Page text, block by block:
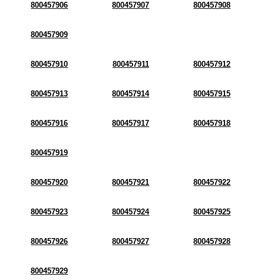
800457906 800457907 800457908
800457909
800457910 800457911 800457912
800457913 800457914 800457915
800457916 800457917 800457918
800457919
800457920 800457921 800457922
800457923 800457924 800457925
800457926 800457927 800457928
800457929